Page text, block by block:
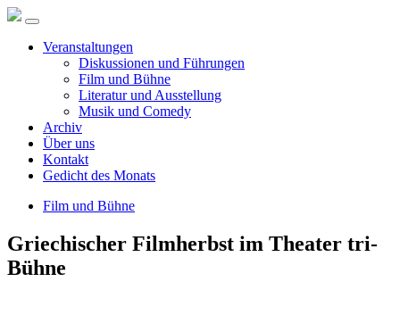
Veranstaltungen
Diskussionen und Führungen
Film und Bühne
Literatur und Ausstellung
Musik und Comedy
Archiv
Über uns
Kontakt
Gedicht des Monats
Film und Bühne
Griechischer Filmherbst im Theater tri-
Bühne